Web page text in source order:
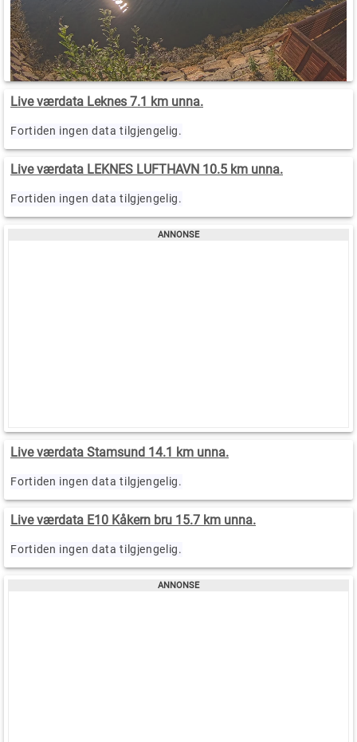
Live værdata Leknes 7.1 km unna.
Fortiden ingen data tilgjengelig.
Live værdata LEKNES LUFTHAVN 10.5 km unna.
Fortiden ingen data tilgjengelig.
Live værdata Stamsund 14.1 km unna.
Fortiden ingen data tilgjengelig.
Live værdata E10 Kåkern bru 15.7 km unna.
Fortiden ingen data tilgjengelig.